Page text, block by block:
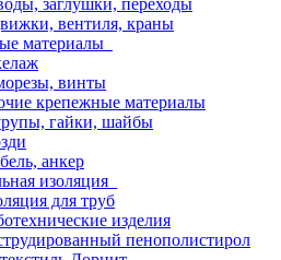
заглушки, переходы
вентиля, краны
материалы
винты
крепежные материалы
гайки, шайбы
анкер
изоляция
для труб
изделия
пенополистирол